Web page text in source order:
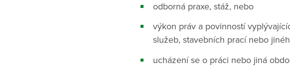
odborná praxe, stáž, nebo
výkon práv a povinností
služeb, stavebních prací nebo
ucházení se o práci nebo jiná